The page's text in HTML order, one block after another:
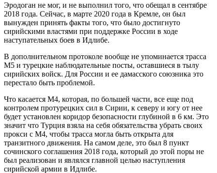
Эродоган не мог, и не выполнил того, что обещал в сентябре
2018 года. Сейчас, в марте 2020 года в Кремле, он был
вынужден принять факты того, что было достигнуто
сирийскими властями при поддержке России в ходе
наступательных боев в Идлибе.
В дополнительном протоколе вообще не упоминается трасса
М5 и турецкие наблюдательные посты, оставшиеся в тылу
сирийских войск. Для России и ее дамасского союзника это
перестало быть проблемой.
Что касается М4, которая, по большей части, все еще под
контролем протурецких сил в Сирии, к северу и югу от нее
будет установлен коридор безопасности глубиной в 6 км. Это
значит что Турция взяла на себя обязательства убрать своих
прокси с М4, чтобы трасса могла быть открыта для
транзитного движения. На самом деле, это был 8 пункт
сочинского соглашения 2018 года, который до этой поры не
был реализован и являлся главной целью наступления
сирийской армии в Идлибе.